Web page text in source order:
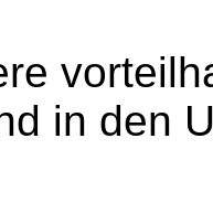
in den